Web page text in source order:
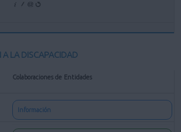
A LA DISCAPACIDAD
Colaboraciones de Entidades
Información